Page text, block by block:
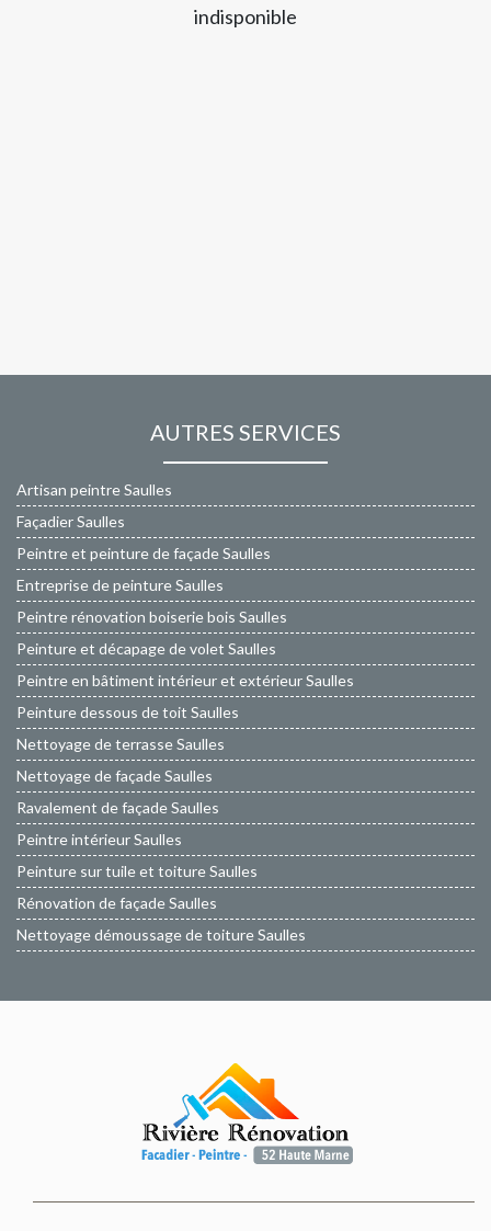
indisponible
AUTRES SERVICES
Artisan peintre Saulles
Façadier Saulles
Peintre et peinture de façade Saulles
Entreprise de peinture Saulles
Peintre rénovation boiserie bois Saulles
Peinture et décapage de volet Saulles
Peintre en bâtiment intérieur et extérieur Saulles
Peinture dessous de toit Saulles
Nettoyage de terrasse Saulles
Nettoyage de façade Saulles
Ravalement de façade Saulles
Peintre intérieur Saulles
Peinture sur tuile et toiture Saulles
Rénovation de façade Saulles
Nettoyage démoussage de toiture Saulles